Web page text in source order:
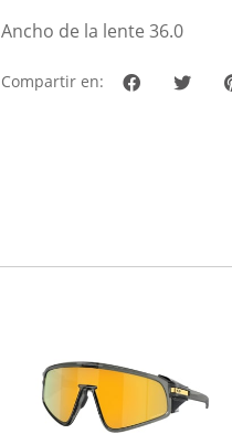
Ancho de la lente 36.0
Compartir en: